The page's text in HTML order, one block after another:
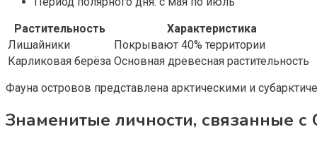
Растительность
Характеристика
Лишайники
Покрывают 40% территории
Карликовая берёза Основная древесная растительность
Фауна островов представлена арктическими и
Знаменитые личности, связанные с